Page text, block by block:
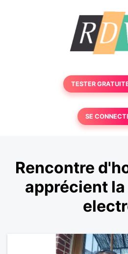
TESTER
SE
Rencontre
apprécient